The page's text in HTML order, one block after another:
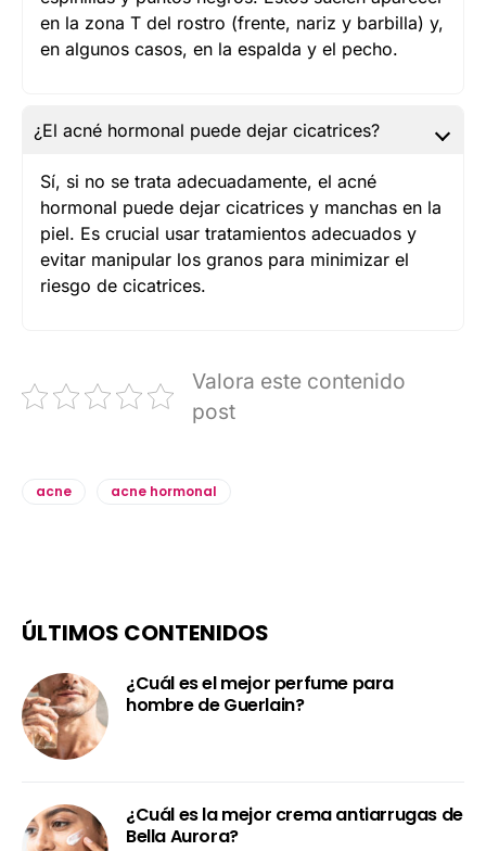
en la zona T del rostro (frente, nariz y barbilla) y,
en algunos casos, en la espalda y el pecho.
¿El acné hormonal puede dejar cicatrices?
Sí, si no se trata adecuadamente, el acné
hormonal puede dejar cicatrices y manchas en la
piel. Es crucial usar tratamientos adecuados y
evitar manipular los granos para minimizar el
riesgo de cicatrices.
Valora este contenido
post
acne acne hormonal
ÚLTIMOS CONTENIDOS
¿Cuál es el mejor perfume para
hombre de Guerlain?
¿Cuál es la mejor crema antiarrugas de
Bella Aurora?